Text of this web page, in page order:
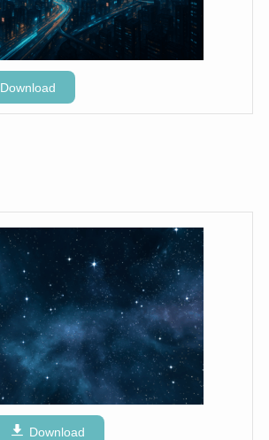
Download
Download